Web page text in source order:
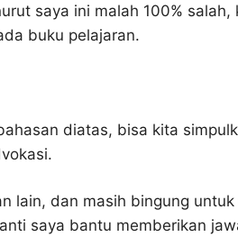
saya ini malah 100%
buku pelajaran.
diatas, bisa kita
lain, dan masih bingung
saya bantu memberikan